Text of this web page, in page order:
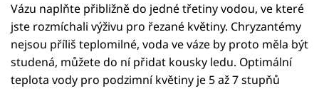
Vázu naplňte přibližně do jedné třetiny vodou, ve které
jste rozmíchali výživu pro řezané květiny. Chryzantémy
nejsou příliš teplomilné, voda ve váze by proto měla být
studená, můžete do ní přidat kousky ledu. Optimální
teplota vody pro podzimní květiny je 5 až 7 stupňů